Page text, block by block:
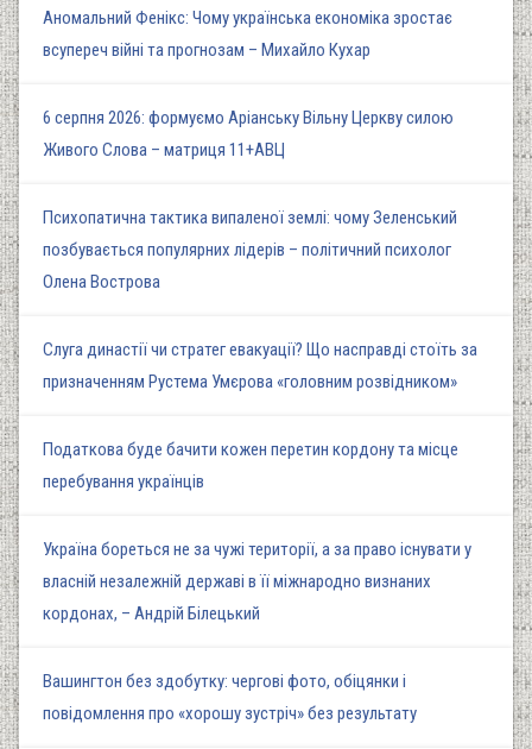
Аномальний Фенікс: Чому українська економіка зростає
всупереч війні та прогнозам – Михайло Кухар
6 серпня 2026: формуємо Аріанську Вільну Церкву силою
Живого Слова – матриця 11+АВЦ
Психопатична тактика випаленої землі: чому Зеленський
позбувається популярних лідерів – політичний психолог
Олена Вострова
Слуга династії чи стратег евакуації? Що насправді стоїть за
призначенням Рустема Умєрова «головним розвідником»
Податкова буде бачити кожен перетин кордону та місце
перебування українців
Україна бореться не за чужі території, а за право існувати у
власній незалежній державі в її міжнародно визнаних
кордонах, – Андрій Білецький
Вашингтон без здобутку: чергові фото, обіцянки і
повідомлення про «хорошу зустріч» без результату